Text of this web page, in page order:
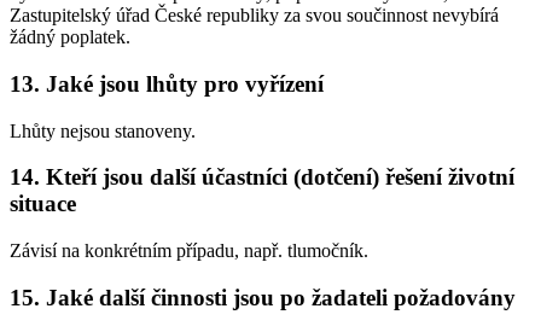
Zastupitelský úřad České republiky za svou součinnost nevybírá
žádný poplatek.
13. Jaké jsou lhůty pro vyřízení
Lhůty nejsou stanoveny.
14. Kteří jsou další účastníci (dotčení) řešení životní
situace
Závisí na konkrétním případu, např. tlumočník.
15. Jaké další činnosti jsou po žadateli požadovány